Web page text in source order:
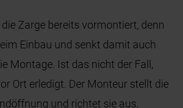
Zarge bereits vormontiert, denn
Einbau und senkt damit auch
Montage. Ist das nicht der Fall,
Ort erledigt. Der Monteur stellt die
und richtet sie aus.